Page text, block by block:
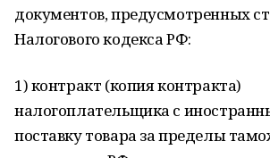
документов, предусмотренных
Налогового кодекса РФ:
1) контракт (копия контракта)
налогоплательщика с
поставку товара за пределы